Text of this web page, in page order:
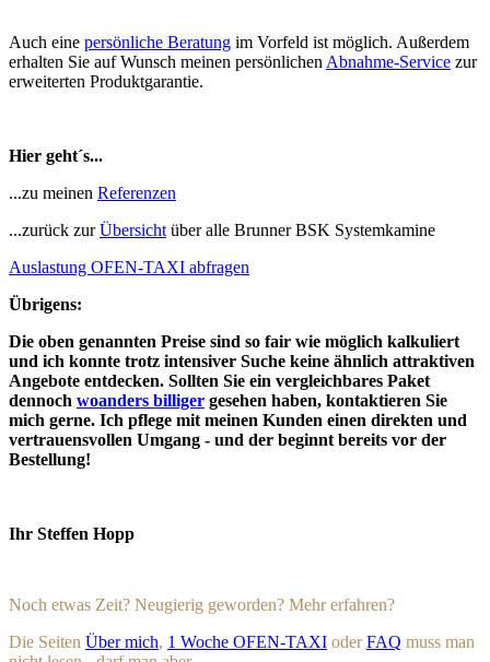
Auch eine persönliche Beratung im Vorfeld ist möglich. Außerdem
erhalten Sie auf Wunsch meinen persönlichen Abnahme-Service zur
erweiterten Produktgarantie.
Hier geht´s...
...zu meinen Referenzen
...zurück zurÜbersicht über alle Brunner BSK Systemkamine
Auslastung OFEN-TAXI abfragen
Übrigens:
Die oben genannten Preise sind so fair wie möglich kalkuliert
und ich konnte trotz intensiver Suche keine ähnlich attraktiven
Angebote entdecken. Sollten Sie ein vergleichbares Paket
dennoch woanders billiger gesehen haben, kontaktieren Sie
mich gerne. Ich pflege mit meinen Kunden einen direkten und
vertrauensvollen Umgang - und der beginnt bereits vor der
Bestellung!
Ihr Steffen Hopp
Noch etwas Zeit? Neugierig geworden? Mehr erfahren?
Die Seiten Über mich, 1 Woche OFEN-TAXI oderFAQ muss man